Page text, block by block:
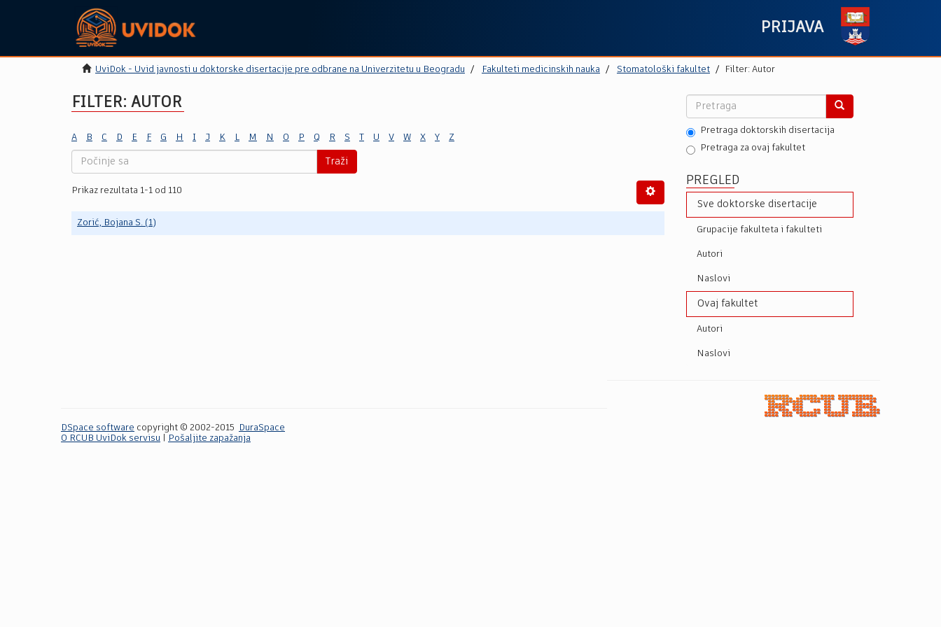
PRIJAVA
UviDok - Uvid javnosti u doktorske disertacije pre odbrane na Univerzitetu u Beogradu Fakulteti medicinskih nauka Stomatološki fakultet Filter: Autor
FILTER: AUTOR
A B C D E F G H I J K L M N O P Q R S T U V W X Y Z
Traži
Prikaz rezultata 1-1 od 110
Zorić, Bojana S. (1)
Pretraga doktorskih disertacija
Pretraga za ovaj fakultet
PREGLED
Sve doktorske disertacije
Grupacije fakulteta i fakulteti
Autori
Naslovi
Ovaj fakultet
Autori
Naslovi
DSpace software copyright © 2002-2015
DuraSpace
O RCUB UviDok servisu
Pošaljite zapažanja